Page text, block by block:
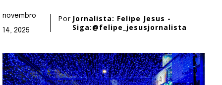
novembro
14, 2025
Por Jornalista: Felipe Jesus -
Siga:@felipe_jesusjornalista